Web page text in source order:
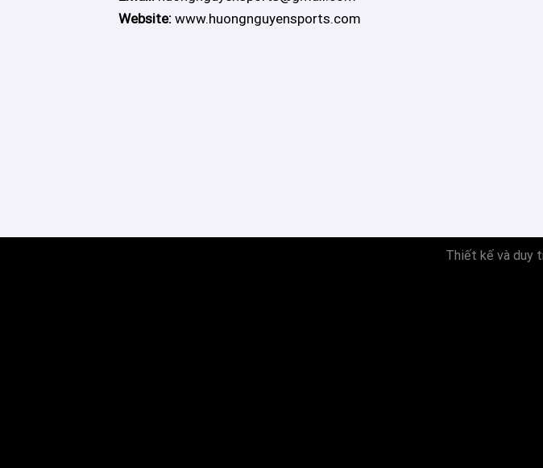
Website: www.huongnguyensports.com
Thiết kế và duy